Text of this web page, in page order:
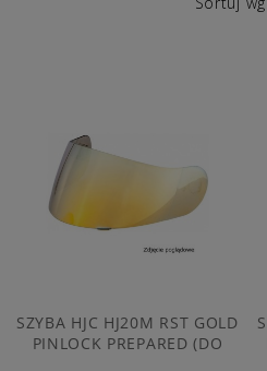
SZYBA HJC HJ20M RST GOLD
PINLOCK PREPARED (DO